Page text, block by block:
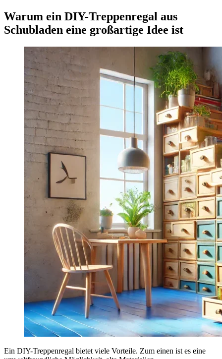
Warum ein DIY-Treppenregal aus
Schubladen eine großartige Idee ist
Ein DIY-Treppenregal bietet viele Vorteile. Zum einen ist es eine